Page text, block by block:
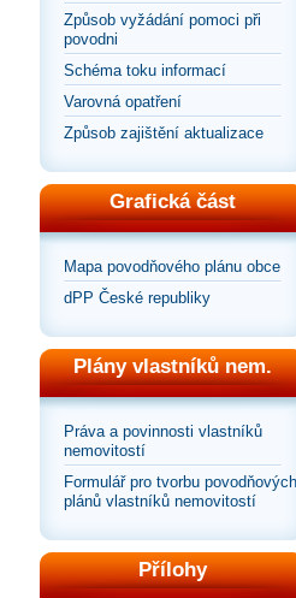
Způsob vyžádání pomoci při
povodni
Schéma toku informací
Varovná opatření
Způsob zajištění aktualizace
Grafická část
Mapa povodňového plánu obce
dPP České republiky
Plány vlastníků nem.
Práva a povinnosti vlastníků
nemovitostí
Formulář pro tvorbu povodňových
plánů vlastníků nemovitostí
Přílohy